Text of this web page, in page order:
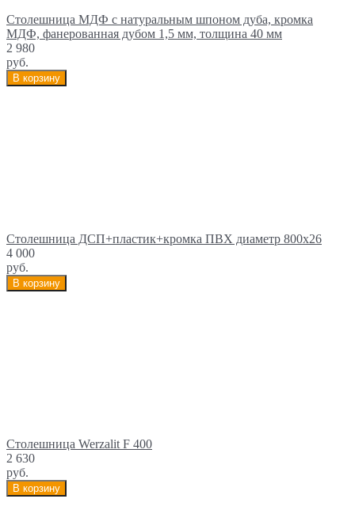
Столешница МДФ с натуральным шпоном дуба, кромка
МДФ, фанерованная дубом 1,5 мм, толщина 40 мм
2 980
руб.
В корзину
Столешница ДСП+пластик+кромка ПВХ диаметр 800х26
4 000
руб.
В корзину
Столешница Werzalit F 400
2 630
руб.
В корзину